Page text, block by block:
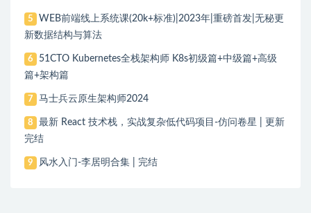
5
WEB前端线上系统课(20k+标准)|2023年|重磅首发|无秘更
新数据结构与算法
6
51CTO Kubernetes全栈架构师 K8s初级篇+中级篇+高级
篇+架构篇
7 马士兵云原生架构师2024
8
最新 React 技术栈，实战复杂低代码项目-仿问卷星 | 更新
完结
9 风水入门-李居明合集 | 完结